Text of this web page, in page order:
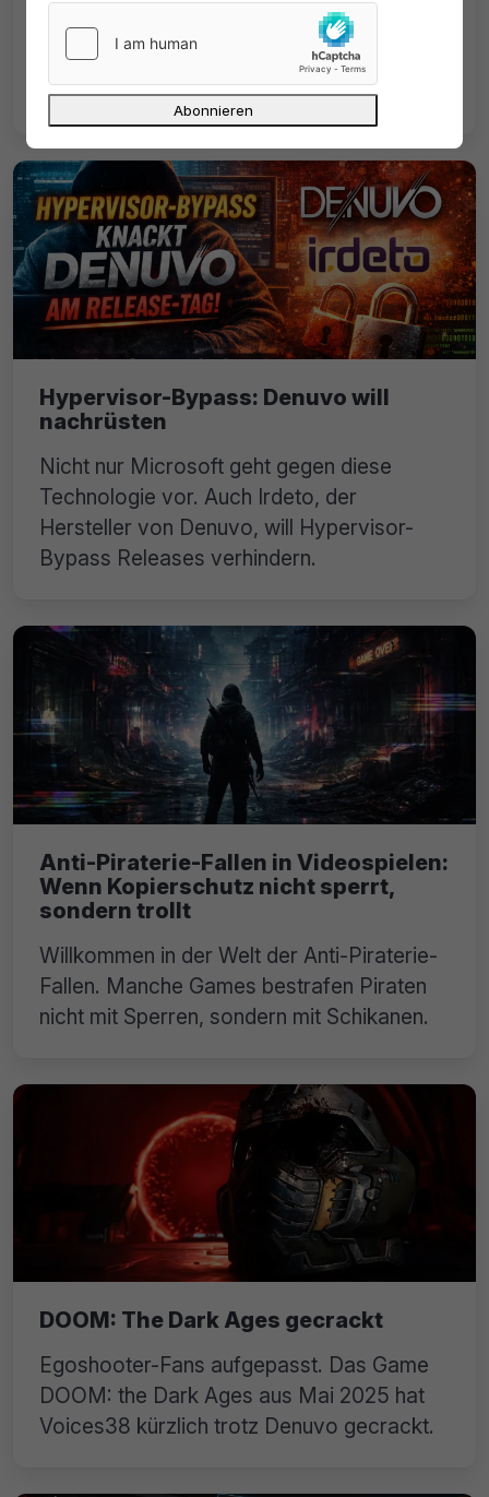
doch Amazon blockiert weiter die Kindle-
Lizenzen für die E-Books. Wie können
Kunden damit umgehen?
Hypervisor-Bypass: Denuvo will
nachrüsten
Nicht nur Microsoft geht gegen diese
Technologie vor. Auch Irdeto, der
Hersteller von Denuvo, will Hypervisor-
Bypass Releases verhindern.
Anti-Piraterie-Fallen in Videospielen:
Wenn Kopierschutz nicht sperrt,
sondern trollt
Willkommen in der Welt der Anti-Piraterie-
Fallen. Manche Games bestrafen Piraten
nicht mit Sperren, sondern mit Schikanen.
DOOM: The Dark Ages gecrackt
Egoshooter-Fans aufgepasst. Das Game
DOOM: the Dark Ages aus Mai 2025 hat
Voices38 kürzlich trotz Denuvo gecrackt.